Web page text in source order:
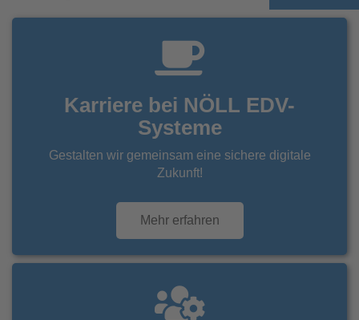
Karriere bei NÖLL EDV-
Systeme
Gestalten wir gemeinsam eine sichere digitale
Zukunft!
Mehr erfahren